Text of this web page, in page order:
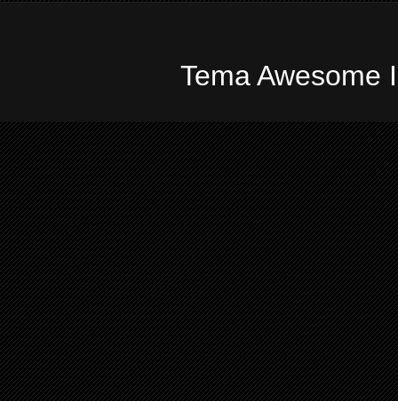
Tema